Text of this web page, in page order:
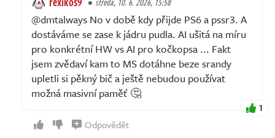
@dmtalways No v době kdy přijde PS6 a pssr3. A
dostáváme se zase k jádru pudla. AI ušitá na míru
pro konkrétní HW vs AI pro kočkopsa ... Fakt
jsem zvědaví kam to MS dotáhne beze srandy
upletli si pěkný bič a ještě nebudou používat
možná masivní paměť 🤔
1
Odpovědět